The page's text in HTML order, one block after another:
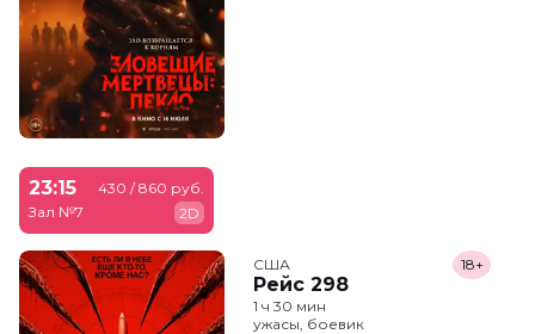
23:15
Зал №7
430 / 860 руб.
2D
США
Рейс 298
18+
1 ч 30 мин
ужасы, боевик